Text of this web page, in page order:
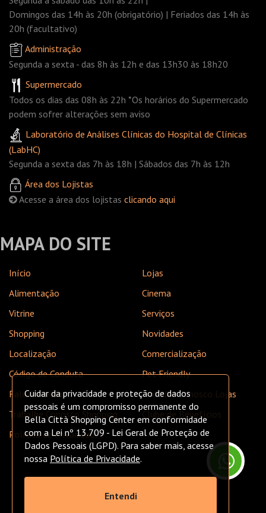
Domingos das 14h às 20h (obrigatório) | Feriados das 14h às
20h (facultativo)
Administração
Segunda a sexta - das 8h às 12h e das 13h30 às 18h20
Supermercado
Todos os dias das 08h às 22h *Os horários do Supermercado
podem sofrer alterações sem aviso
Laboratório de Análises Clínicas do Hospital de Clínicas
(LabHC)
Segunda a sexta das 7h às 18h | Sábados das 7h às 12h
Área dos Lojistas
Acesse a área dos lojistas clicando aqui
MAPA DO SITE
Início
Lojas
Alimentação
Cinema
Vitrine
Serviços
Shopping
Novidades
Localização
Comercialização
Código de Conduta
Pet Friendly
Fale Conosco
Trabalhe Conosco Lojas
Trabalhe Conosco Shopping
Clube de Benefícios
Política de Privacidade
Cuidar da privacidade e proteção de dados
pessoais é um compromisso permanente do
Bella Città Shopping Center em conformidade
com a Lei nº 13.709 - Lei Geral de Proteção de
Dados Pessoais (LGPD). Para saber mais, acesse
nossa Política de Privacidade.
Entendi